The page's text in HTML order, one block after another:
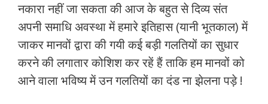
नकारा नहीं जा सकता की आज के बहुत से दिव्य संत
अपनी समाधि अवस्था में हमारे इतिहास (यानी भूतकाल) में
जाकर मानवों द्वारा की गयी कई बड़ी गलतियों का सुधार
करने की लगातार कोशिश कर रहें हैं ताकि हम मानवों को
आने वाला भविष्य में उन गलतियों का दंड ना झेलना पड़े !